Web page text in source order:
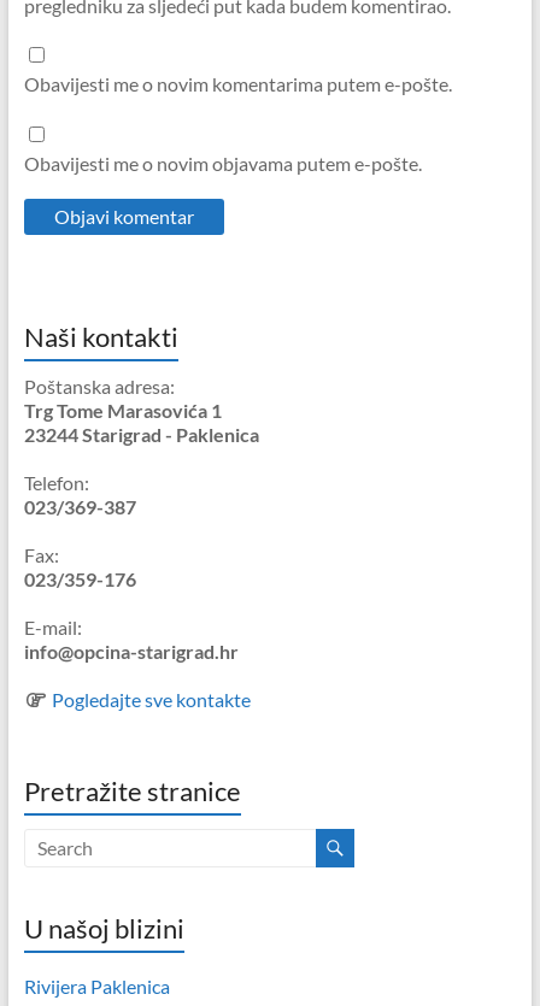
pregledniku za sljedeći put kada budem komentirao.
Obavijesti me o novim komentarima putem e-pošte.
Obavijesti me o novim objavama putem e-pošte.
Naši kontakti
Poštanska adresa:
Trg Tome Marasovića 1
23244 Starigrad - Paklenica
Telefon:
023/369-387
Fax:
023/359-176
E-mail:
info@opcina-starigrad.hr
Pogledajte sve kontakte
Pretražite stranice
U našoj blizini
Rivijera Paklenica